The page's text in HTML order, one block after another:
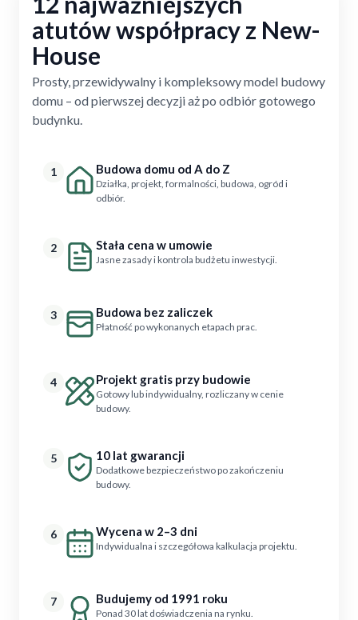
atutów współpracy z New-
House
Prosty, przewidywalny i kompleksowy model budowy
domu – od pierwszej decyzji aż po odbiór gotowego
budynku.
1 Budowa domu od A do Z
Działka, projekt, formalności, budowa, ogród i
odbiór.
2 Stała cena w umowie
Jasne zasady i kontrola budżetu inwestycji.
3 Budowa bez zaliczek
Płatność po wykonanych etapach prac.
4 Projekt gratis przy budowie
Gotowy lub indywidualny, rozliczany w cenie
budowy.
5 10 lat gwarancji
Dodatkowe bezpieczeństwo po zakończeniu
budowy.
6 Wycena w 2–3 dni
Indywidualna i szczegółowa kalkulacja projektu.
7 Budujemy od 1991 roku
Ponad 30 lat doświadczenia na rynku.